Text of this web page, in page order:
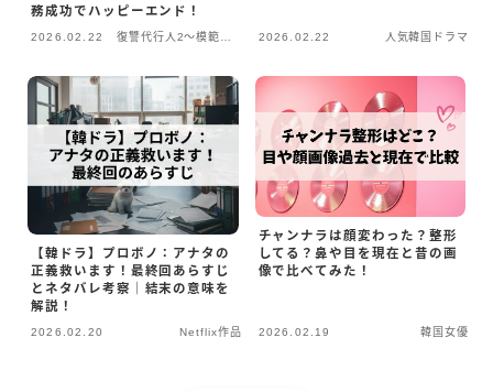
務成功でハッピーエンド！
2026.02.22
復讐代行人2～模範タ
2026.02.22 人気韓国ドラマ
【韓ドラ】プロボノ：アナタの
正義救います！最終回あらすじ
とネタバレ考察｜結末の意味を
解説！
2026.02.20 Netflix作品
チャンナラは顔変わった？整形
してる？鼻や目を現在と昔の画
像で比べてみた！
2026.02.19 韓国女優